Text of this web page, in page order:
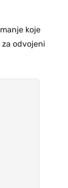
koje
odvojeni